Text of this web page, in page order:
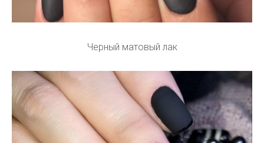
Черный матовый лак